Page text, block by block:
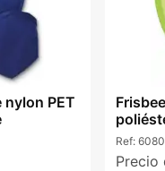
nylon PET
Ref:
Precio